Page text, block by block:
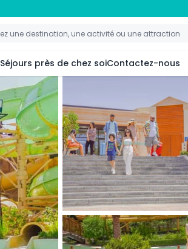
Séjours près de chez soiContactez-nous